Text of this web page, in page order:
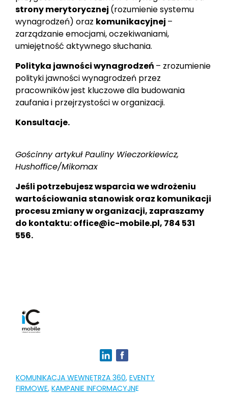
strony merytorycznej (rozumienie systemu
wynagrodzeń) oraz komunikacyjnej –
zarządzanie emocjami, oczekiwaniami,
umiejętność aktywnego słuchania.
Polityka jawności wynagrodzeń – zrozumienie
polityki jawności wynagrodzeń przez
pracowników jest kluczowe dla budowania
zaufania i przejrzystości w organizacji.
Konsultacje.
Gościnny artykuł Pauliny Wieczorkiewicz,
Hushoffice/Mikomax
Jeśli potrzebujesz wsparcia we wdrożeniu
wartościowania stanowisk oraz komunikacji
procesu zmiany w organizacji, zapraszamy
do kontaktu: office@ic-mobile.pl, 784 531
556.
KOMUNIKACJA WEWNĘTRZA 360, EVENTY
FIRMOWE, KAMPANIE INFORMACYJNE